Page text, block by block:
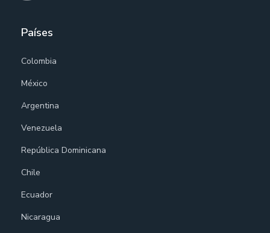
Países
Colombia
México
Argentina
Venezuela
República Dominicana
Chile
Ecuador
Nicaragua